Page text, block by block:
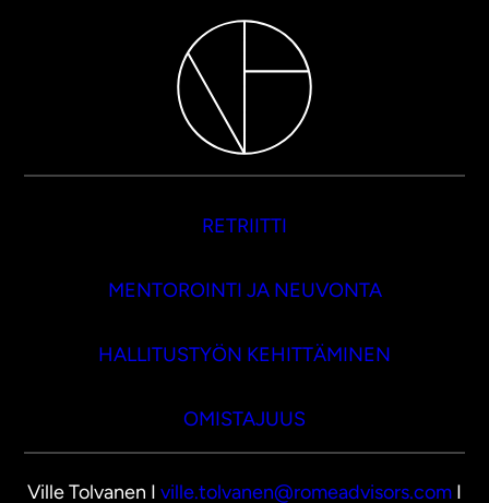
RETRIITTI
MENTOROINTI JA NEUVONTA
HALLITUSTYÖN KEHITTÄMINEN
OMISTAJUUS
Ville Tolvanen I ville.tolvanen@romeadvisors.com I